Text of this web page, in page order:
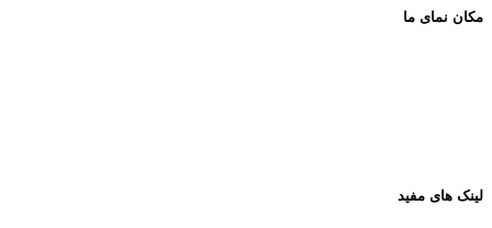
مکان نمای ما
لینک های مفید